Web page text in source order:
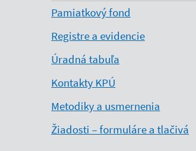
Pamiatkový fond
Registre a evidencie
Úradná tabuľa
Kontakty KPÚ
Metodiky a usmernenia
Žiadosti – formuláre a tlačivá